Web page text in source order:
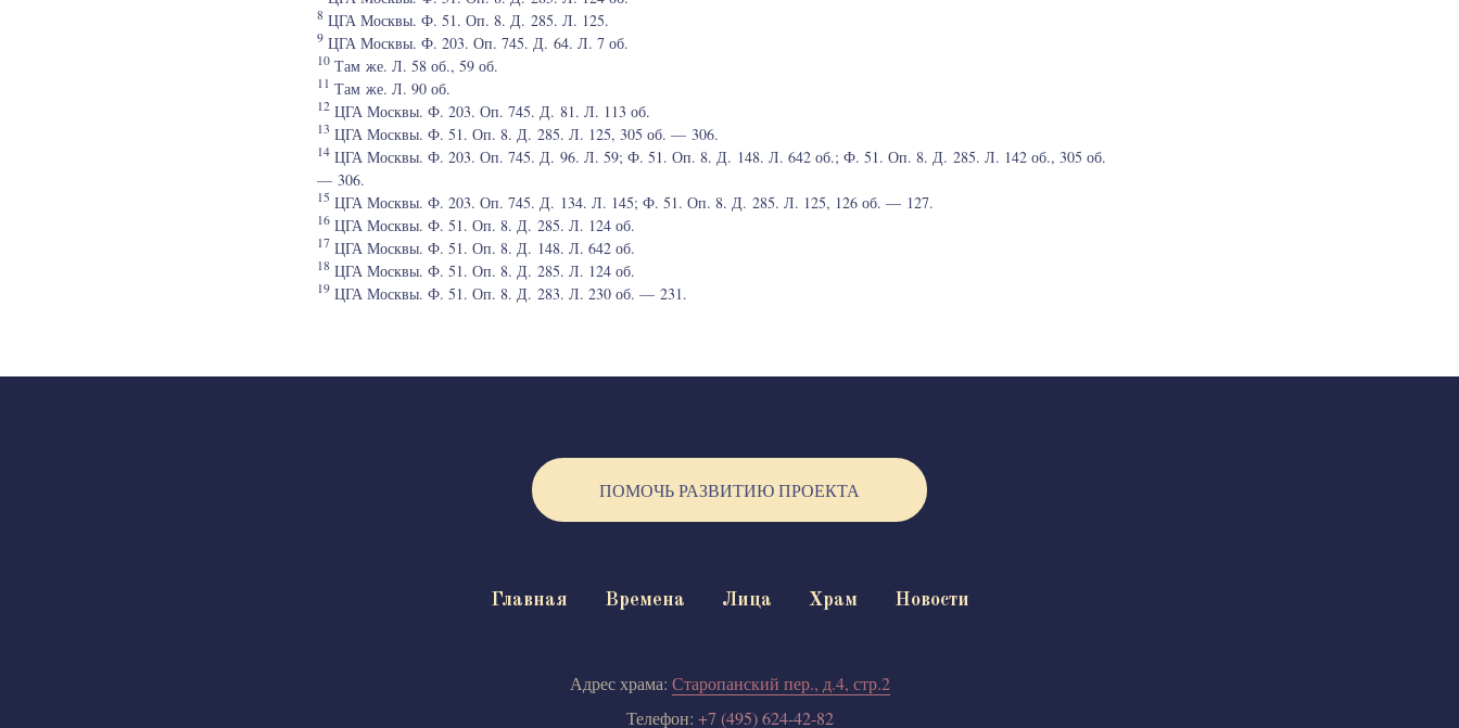
8 ЦГА Москвы. Ф. 51. Оп. 8. Д. 285. Л. 125.
9 ЦГА Москвы. Ф. 203. Оп. 745. Д. 64. Л. 7 об.
10 Там же. Л. 58 об., 59 об.
11 Там же. Л. 90 об.
12 ЦГА Москвы. Ф. 203. Оп. 745. Д. 81. Л. 113 об.
13 ЦГА Москвы. Ф. 51. Оп. 8. Д. 285. Л. 125, 305 об. — 306.
14 ЦГА Москвы. Ф. 203. Оп. 745. Д. 96. Л. 59; Ф. 51. Оп. 8. Д. 148. Л. 642 об.; Ф. 51. Оп. 8. Д. 285. Л. 142 об., 305 об.
— 306.
15 ЦГА Москвы. Ф. 203. Оп. 745. Д. 134. Л. 145; Ф. 51. Оп. 8. Д. 285. Л. 125, 126 об. — 127.
16 ЦГА Москвы. Ф. 51. Оп. 8. Д. 285. Л. 124 об.
17 ЦГА Москвы. Ф. 51. Оп. 8. Д. 148. Л. 642 об.
18 ЦГА Москвы. Ф. 51. Оп. 8. Д. 285. Л. 124 об.
19 ЦГА Москвы. Ф. 51. Оп. 8. Д. 283. Л. 230 об. — 231.
ПОМОЧЬ РАЗВИТИЮ ПРОЕКТА
Главная Времена Лица Храм Новости
Адрес храма: Старопанский пер., д.4, стр.2
Телефон: +7 (495) 624-42-82